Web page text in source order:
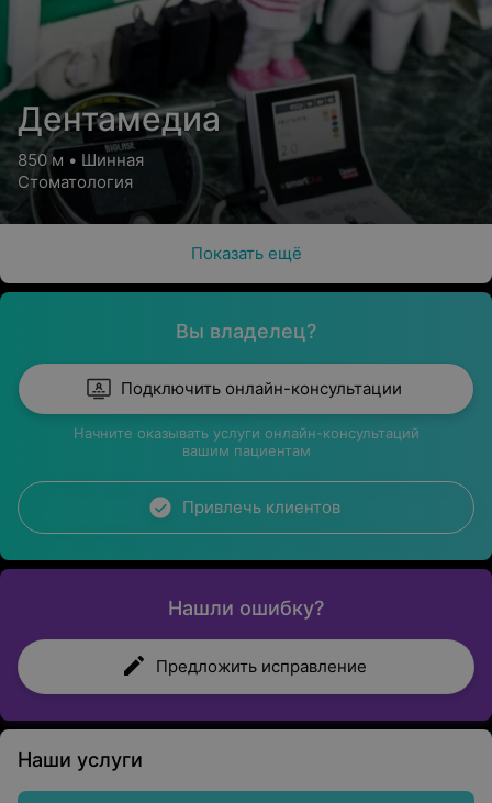
Дентамедиа
850 м • Шинная
Стоматология
Показать ещё
Вы владелец?
Подключить онлайн-консультации
Начните оказывать услуги онлайн-консультаций
вашим пациентам
Привлечь клиентов
Нашли ошибку?
Предложить исправление
Наши услуги